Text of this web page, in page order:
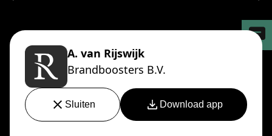
Ford Mustang Mach-E